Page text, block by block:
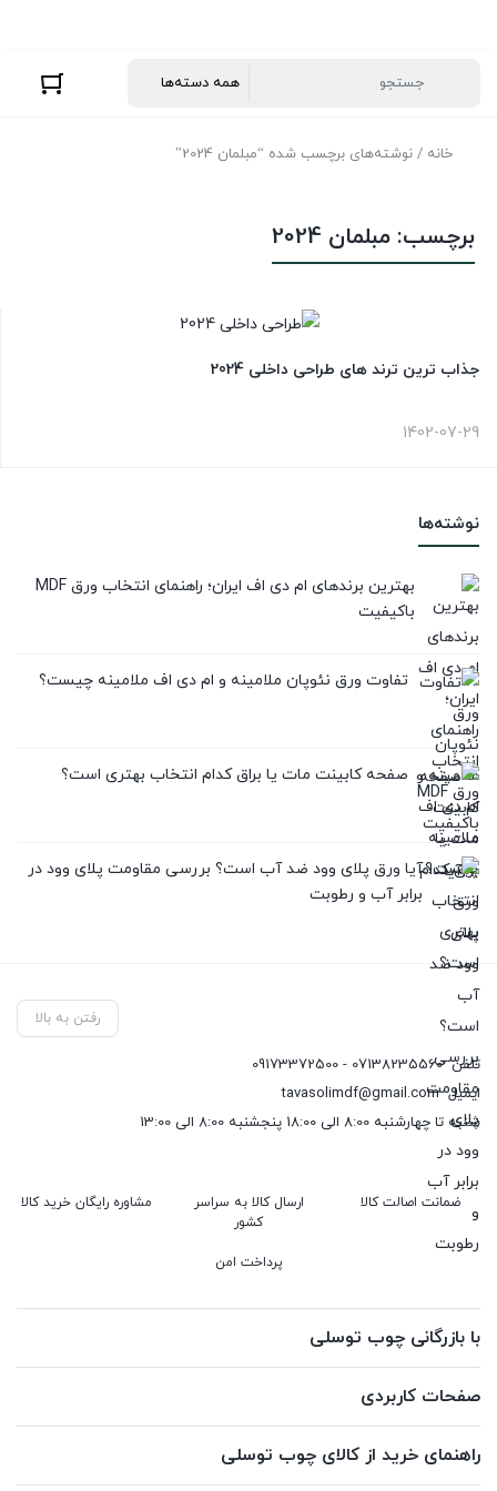
خانه / نوشته‌های برچسب شده “مبلمان 2024”
نوشته‌ها
بهترین برندهای ام دی اف ایران؛ راهنمای انتخاب ورق MDF
باکیفیت
تفاوت ورق نئوپان ملامینه و ام دی اف ملامینه چیست؟
صفحه کابینت مات یا براق کدام انتخاب بهتری است؟
آیا ورق پلای وود ضد آب است؟ بررسی مقاومت پلای وود در
برابر آب و رطوبت
برچسب: مبلمان 2024
جذاب ترین ترند های طراحی داخلی 2024
1402-07-29
رفتن به بالا
تلفن07138235560 - 09173372500
ایمیلtavasolimdf@gmail.com
شنبه تا چهارشنبه 8:00 الی 18:00 پنجشنبه 8:00 الی 13:00
ضمانت اصالت کالا
ارسال کالا به سراسر
کشور
مشاوره رایگان خرید کالا
پرداخت امن
با بازرگانی چوب توسلی
صفحات کاربردی
راهنمای خرید از کالای چوب توسلی